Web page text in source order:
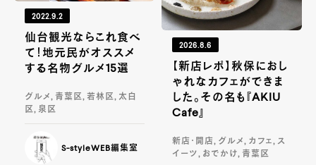
2022.9.2
仙台観光ならこれ食べ
て！地元民がオススメ
する名物グルメ15選
グルメ, 青葉区, 若林区, 太白
区, 泉区
S-styleWEB編集室
2026.8.6
【新店レポ】秋保におし
ゃれなカフェができま
した。その名も『AKIU
Cafe』
新店・開店, グルメ, カフェ, ス
イーツ, おでかけ, 青葉区